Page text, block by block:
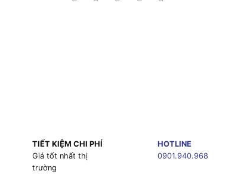
TIẾT KIỆM CHI PHÍ
Giá tốt nhất thị
trường
HOTLINE
0901.940.968